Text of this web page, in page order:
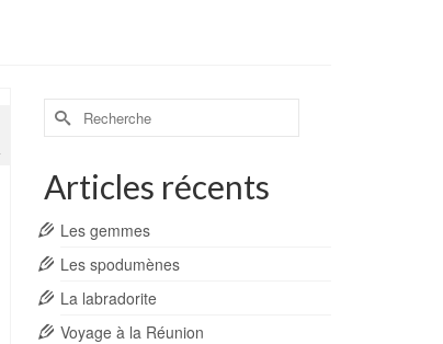
Rechercher :
Articles récents
Les gemmes
Les spodumènes
La labradorite
Voyage à la Réunion